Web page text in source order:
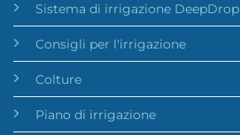
Sistema di irrigazione DeepDrop
Consigli per l'irrigazione
Colture
Piano di irrigazione